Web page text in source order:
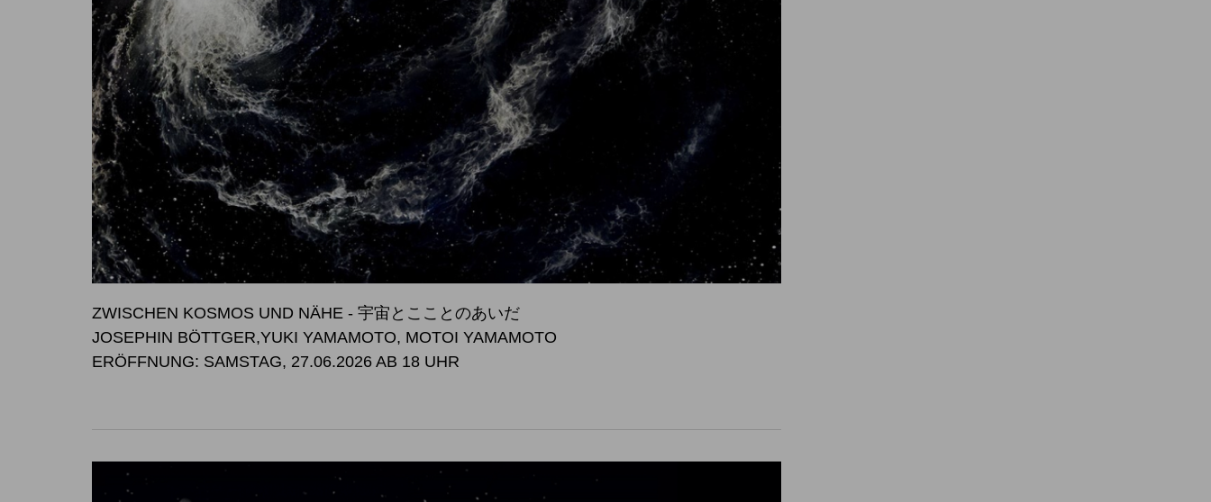
ZWISCHEN KOSMOS UND NÄHE - 宇宙とこことのあいだ
JOSEPHIN BÖTTGER,YUKI YAMAMOTO, MOTOI YAMAMOTO
ERÖFFNUNG: SAMSTAG, 27.06.2026 AB 18 UHR